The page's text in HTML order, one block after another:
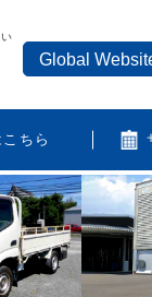
ちら
Global